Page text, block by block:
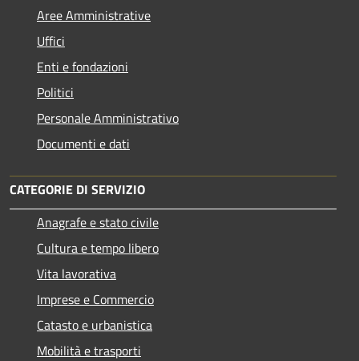
Aree Amministrative
Uffici
Enti e fondazioni
Politici
Personale Amministrativo
Documenti e dati
CATEGORIE DI SERVIZIO
Anagrafe e stato civile
Cultura e tempo libero
Vita lavorativa
Imprese e Commercio
Catasto e urbanistica
Mobilità e trasporti